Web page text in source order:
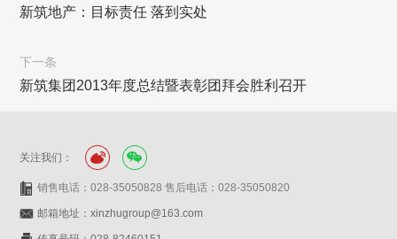
新筑地产：目标责任 落到实处
下一条
新筑集团2013年度总结暨表彰团拜会胜利召开
关注我们：
销售电话：028-35050828 售后电话：028-35050820
邮箱地址：xinzhugroup@163.com